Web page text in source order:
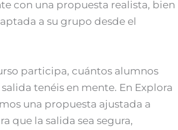
con una propuesta realista, bien
a su grupo desde el
participa, cuántos alumnos
tenéis en mente. En Explora
una propuesta ajustada a
que la salida sea segura,